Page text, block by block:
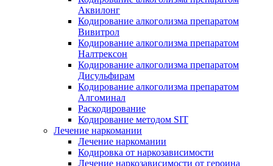
Аквилонг
Кодирование алкоголизма препаратом
Вивитрол
Кодирование алкоголизма препаратом
Налтрексон
Кодирование алкоголизма препаратом
Дисульфирам
Кодирование алкоголизма препаратом
Алгоминал
Раскодирование
Кодирование методом SIT
Лечение наркомании
Лечение наркомании
Кодировка от наркозависимости
Лечение наркозависимости от героина